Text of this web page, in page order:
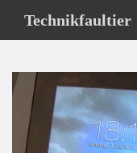
Technikfaultier